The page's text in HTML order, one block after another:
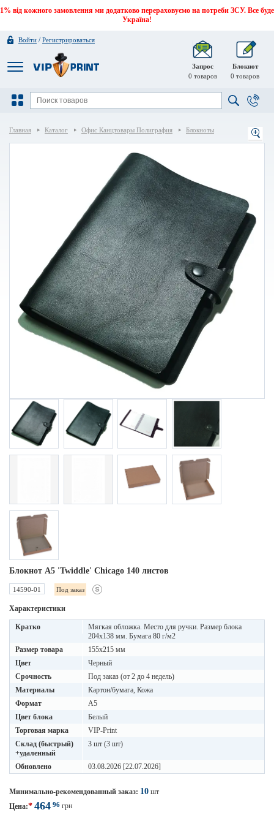
1% від кожного замовлення ми додатково перераховуємо на потреби ЗСУ. Все буде
Україна!
Войти /Регистрироваться
Запрос
0 товаров
Блокнот
0 товаров
Главная Каталог Офис Канцтовары Полиграфия Блокноты
Блокнот А5 'Twiddle' Chicago 140 листов
14590-01 Под заказ
Характеристики
Кратко
Мягкая обложка. Место для ручки. Размер блока
204х138 мм. Бумага 80 г/м2
Размер товара
155х215 мм
Цвет
Черный
Срочность
Под заказ (от 2 до 4 недель)
Материалы
Картон/бумага, Кожа
Формат
A5
Цвет блока
Белый
Торговая марка
VIP-Print
Склад (быстрый)
+удаленный
3 шт (3 шт)
Обновлено 03.08.2026 [22.07.2026]
Минимально-рекомендованный заказ: 10 шт
Цена:* 464 96 грн